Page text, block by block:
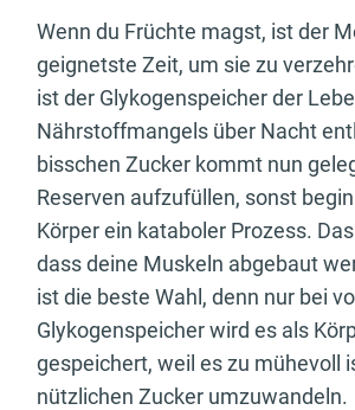
Wenn du Früchte magst, ist der
geignetste Zeit, um sie zu
ist der Glykogenspeicher der
Nährstoffmangels über Nacht
bisschen Zucker kommt nun
Reserven aufzufüllen, sonst
Körper ein kataboler Prozess.
dass deine Muskeln abgebaut
ist die beste Wahl, denn nur bei
Glykogenspeicher wird es als
gespeichert, weil es zu mühevoll
nützlichen Zucker umzuwandeln.